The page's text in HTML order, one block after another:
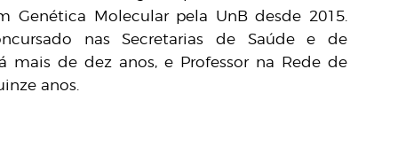
Genética Molecular pela UnB desde 2015.
nas Secretarias de Saúde e de
mais de dez anos, e Professor na Rede de
anos.